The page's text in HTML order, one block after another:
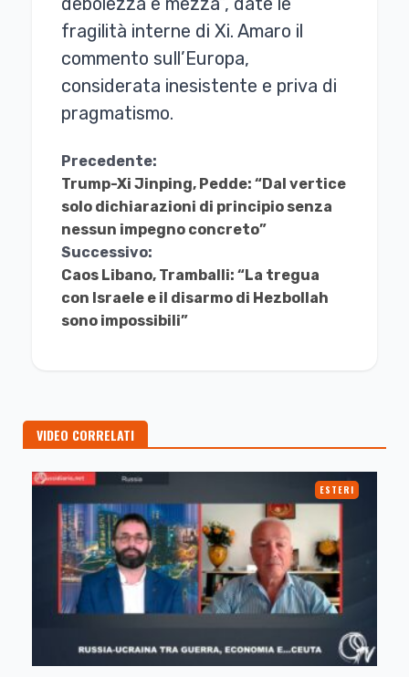
fragilità interne di Xi. Amaro il
commento sull’Europa,
considerata inesistente e priva di
pragmatismo.
Continua
a
Leggere
Precedente:
Trump-Xi Jinping, Pedde: “Dal vertice
solo dichiarazioni di principio senza
nessun impegno concreto”
Successivo:
Caos Libano, Tramballi: “La tregua
con Israele e il disarmo di Hezbollah
sono impossibili”
VIDEO CORRELATI
ESTERI